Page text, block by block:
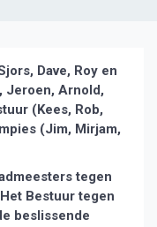
Dave, Roy en
Jeroen, Arnold,
(Kees, Rob,
(Jim, Mirjam,
tegen
Bestuur tegen
beslissende